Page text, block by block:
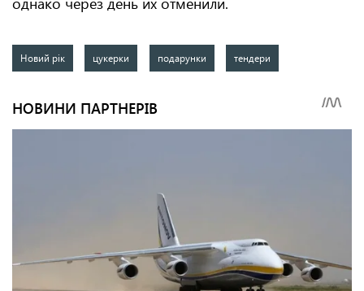
Новий рік цукерки подарунки тендери